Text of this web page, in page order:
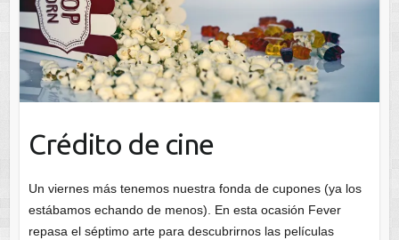
Crédito de cine
Un viernes más tenemos nuestra fonda de cupones (ya los
estábamos echando de menos). En esta ocasión Fever
repasa el séptimo arte para descubrirnos las películas